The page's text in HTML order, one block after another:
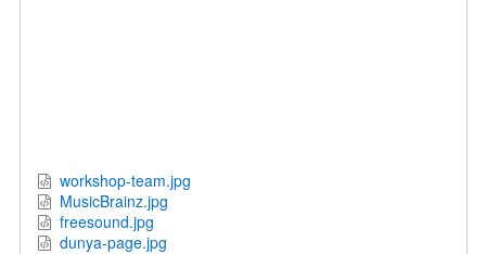
workshop-team.jpg
MusicBrainz.jpg
freesound.jpg
dunya-page.jpg